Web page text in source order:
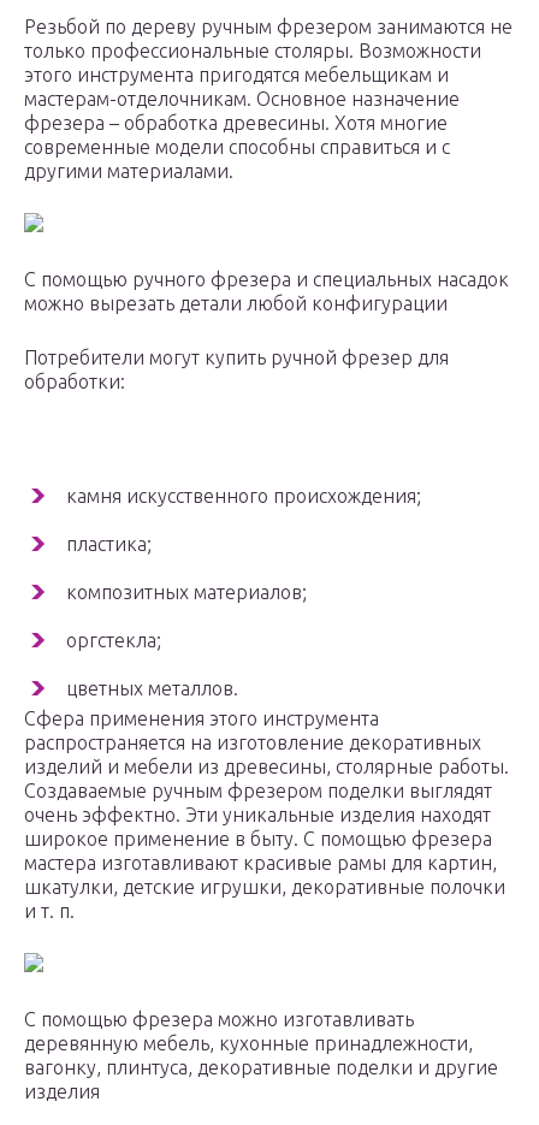
Резьбой по дереву ручным фрезером занимаются не
только профессиональные столяры. Возможности
этого инструмента пригодятся мебельщикам и
мастерам-отделочникам. Основное назначение
фрезера – обработка древесины. Хотя многие
современные модели способны справиться и с
другими материалами.
С помощью ручного фрезера и специальных насадок
можно вырезать детали любой конфигурации
Потребители могут купить ручной фрезер для
обработки:
камня искусственного происхождения;
пластика;
композитных материалов;
оргстекла;
цветных металлов.
Сфера применения этого инструмента
распространяется на изготовление декоративных
изделий и мебели из древесины, столярные работы.
Создаваемые ручным фрезером поделки выглядят
очень эффектно. Эти уникальные изделия находят
широкое применение в быту. С помощью фрезера
мастера изготавливают красивые рамы для картин,
шкатулки, детские игрушки, декоративные полочки
и т. п.
С помощью фрезера можно изготавливать
деревянную мебель, кухонные принадлежности,
вагонку, плинтуса, декоративные поделки и другие
изделия